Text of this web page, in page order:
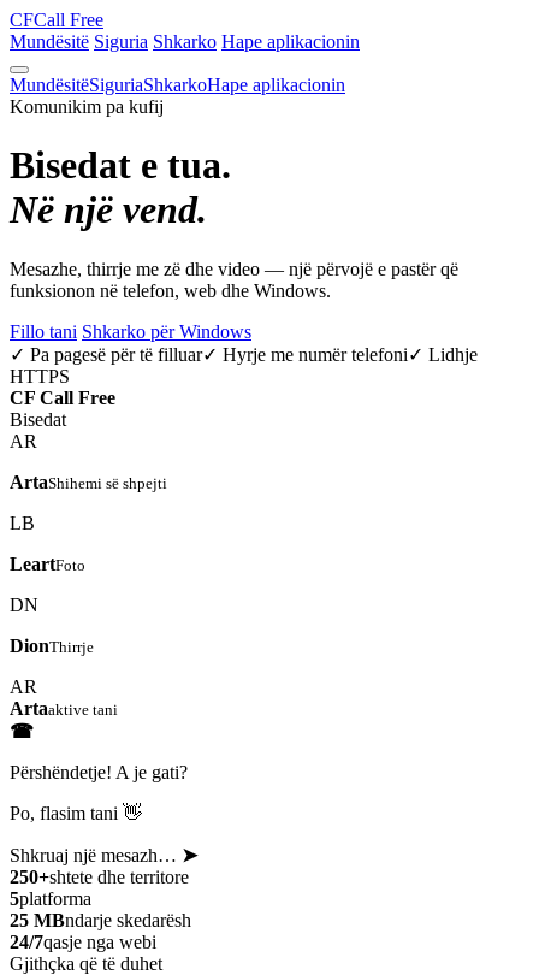
CFCall Free
Mundësitë Siguria Shkarko Hape aplikacionin
MundësitëSiguriaShkarkoHape aplikacionin
Komunikim pa kufij
Bisedat e tua.
Në një vend.
Mesazhe, thirrje me zë dhe video — një përvojë e pastër që
funksionon në telefon, web dhe Windows.
Fillo tani Shkarko për Windows
✓ Pa pagesë për të filluar✓ Hyrje me numër telefoni✓ Lidhje
HTTPS
CF Call Free
Bisedat
AR
ArtaShihemi së shpejti
LB
LeartFoto
DN
DionThirrje
AR
Artaaktive tani
☎
Përshëndetje! A je gati?
Po, flasim tani 👋
Shkruaj një mesazh… ➤
250+shtete dhe territore
5platforma
25 MBndarje skedarësh
24/7qasje nga webi
Gjithçka që të duhet